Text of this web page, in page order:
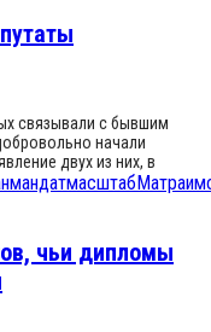
связывали с бывшим
начали
двух из них, в
мандатмасштаб
чьи дипломы